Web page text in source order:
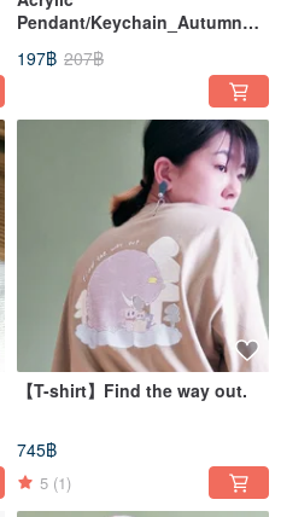
Pendant/Keychain_Autumn
Coffee
197฿ 207฿
【T-shirt】Find the way out.
745฿
5 (1)